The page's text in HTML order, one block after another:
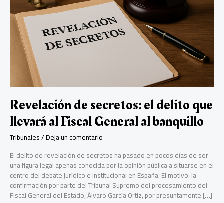
Revelación de secretos: el delito que
llevará al Fiscal General al banquillo
Tribunales/Deja un comentario
El delito de revelación de secretos ha pasado en pocos días de ser
una figura legal apenas conocida por la opinión pública a situarse en el
centro del debate jurídico e institucional en España. El motivo: la
confirmación por parte del Tribunal Supremo del procesamiento del
Fiscal General del Estado, Álvaro García Ortiz, por presuntamente […]